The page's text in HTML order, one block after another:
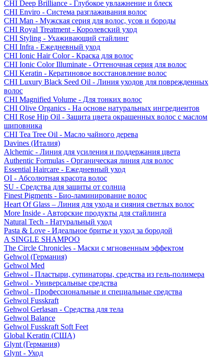
CHI Deep Brilliance - Глубокое увлажнение и блеск
CHI Enviro - Система разглаживания волос
CHI Man - Мужская серия для волос, усов и бороды
CHI Royal Treatment - Королевский уход
CHI Styling - Ухаживающий стайлинг
CHI Infra - Ежедневный уход
CHI Ionic Hair Color - Краска для волос
CHI Ionic Color Illuminate - Оттеночная серия для волос
CHI Keratin - Кератиновое восстановление волос
CHI Luxury Black Seed Oil - Линия уходов для поврежденных
волос
CHI Magnified Volume - Для тонких волос
CHI Olive Organics - На основе натуральных ингредиентов
CHI Rose Hip Oil - Защита цвета окрашенных волос с маслом
шиповника
CHI Tea Tree Oil - Масло чайного дерева
Davines (Италия)
Alchemic - Линия для усиления и поддержания цвета
Authentic Formulas - Органическая линия для волос
Essential Haircare - Eжедневный уход
OI - Абсолютная красота волос
SU - Средства для защиты от солнца
Finest Pigments - Био-ламинирование волос
Heart Of Glass – Линия для ухода и сияния светлых волос
More Inside - Авторские продукты для стайлинга
Natural Tech - Натуральный уход
Pasta & Love - Идеальное бритье и уход за бородой
A SINGLE SHAMPOO
The Circle Chronicles - Маски с мгновенным эффектом
Gehwol (Германия)
Gehwol Med
Gehwol - Пластыри, супинаторы, средства из гель-полимера
Gehwol - Универсальные средства
Gehwol - Профессиональные и специальные средства
Gehwol Fusskraft
Gehwol Gerlasan - Средства для тела
Gehwol Balance
Gehwol Fusskraft Soft Feet
Global Keratin (США)
Glynt (Германия)
Glynt - Уход